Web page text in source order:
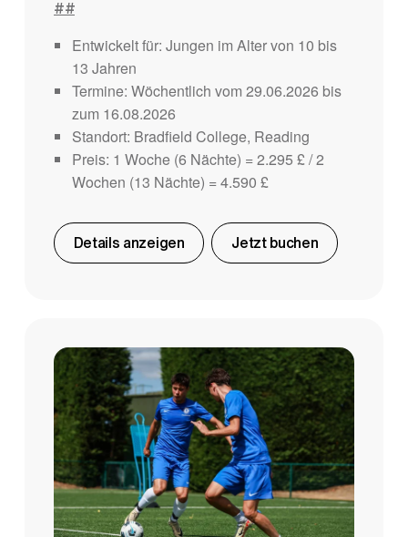
##
Entwickelt für: Jungen im Alter von 10 bis
13 Jahren
Termine: Wöchentlich vom 29.06.2026 bis
zum 16.08.2026
Standort: Bradfield College, Reading
Preis: 1 Woche (6 Nächte) = 2.295 £ / 2
Wochen (13 Nächte) = 4.590 £
Details anzeigen Jetzt buchen